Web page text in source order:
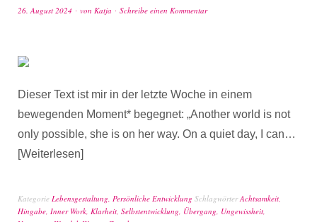
26. August 2024 von Katja Schreibe einen Kommentar
Dieser Text ist mir in der letzte Woche in einem
bewegenden Moment* begegnet: „Another world is not
only possible, she is on her way. On a quiet day, I can…
Weiterlesen
Kategorie Lebensgestaltung, Persönliche Entwicklung SchlagwörterAchtsamkeit,
Hingabe, Inner Work, Klarheit, Selbstentwicklung, Übergang, Ungewissheit,